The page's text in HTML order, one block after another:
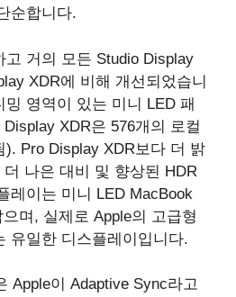
순합니다.
고 거의 모든 Studio Display
XDR에 비해 개선되었습니
영역이 있는 미니 LED 패
XDR은 576개의 로컬
). Pro Display XDR보다 더 밝
나은 대비 및 향상된 HDR
레이는 미니 LED MacBook
며, 실제로 Apple의 고급형
유일한 디스플레이입니다.
Apple이 Adaptive Sync라고